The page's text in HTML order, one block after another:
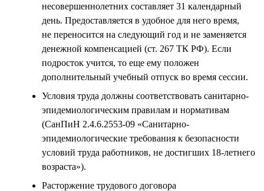
несовершеннолетних составляет 31 календарный
день. Предоставляется в удобное для него время,
не переносится на следующий год и не заменяется
денежной компенсацией (ст. 267 ТК РФ). Если
подросток учится, то еще ему положен
дополнительный учебный отпуск во время сессии.
Условия труда должны соответствовать санитарно-
эпидемиологическим правилам и нормативам
(СанПиН 2.4.6.2553-09 «Санитарно-
эпидемиологические требования к безопасности
условий труда работников, не достигших 18-летнего
возраста»).
Расторжение трудового договора